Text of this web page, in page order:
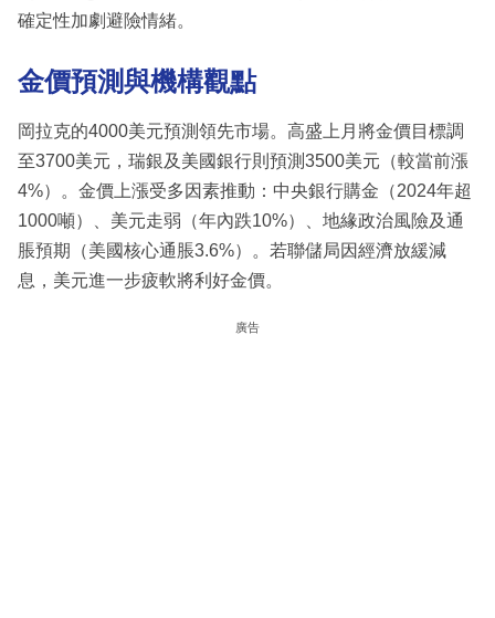
確定性加劇避險情緒。
金價預測與機構觀點
岡拉克的4000美元預測領先市場。高盛上月將金價目標調
至3700美元，瑞銀及美國銀行則預測3500美元（較當前漲
4%）。金價上漲受多因素推動：中央銀行購金（2024年超
1000噸）、美元走弱（年內跌10%）、地緣政治風險及通
脹預期（美國核心通脹3.6%）。若聯儲局因經濟放緩減
息，美元進一步疲軟將利好金價。
廣告